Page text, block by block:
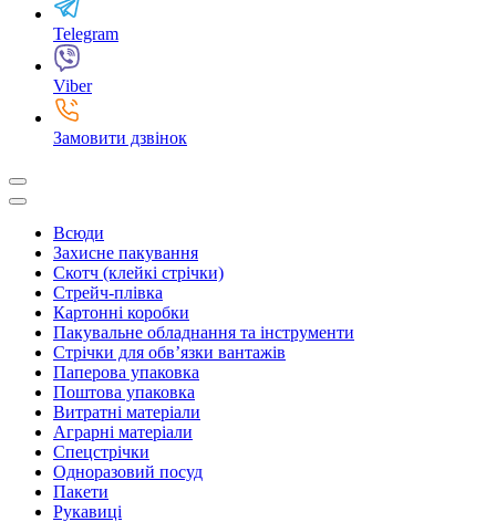
Telegram
Viber
Замовити дзвінок
Всюди
Захисне пакування
Скотч (клейкі стрічки)
Стрейч-плівка
Картонні коробки
Пакувальне обладнання та інструменти
Стрічки для обв’язки вантажів
Паперова упаковка
Поштова упаковка
Витратні матеріали
Аграрні матеріали
Спецстрічки
Одноразовий посуд
Пакети
Рукавиці